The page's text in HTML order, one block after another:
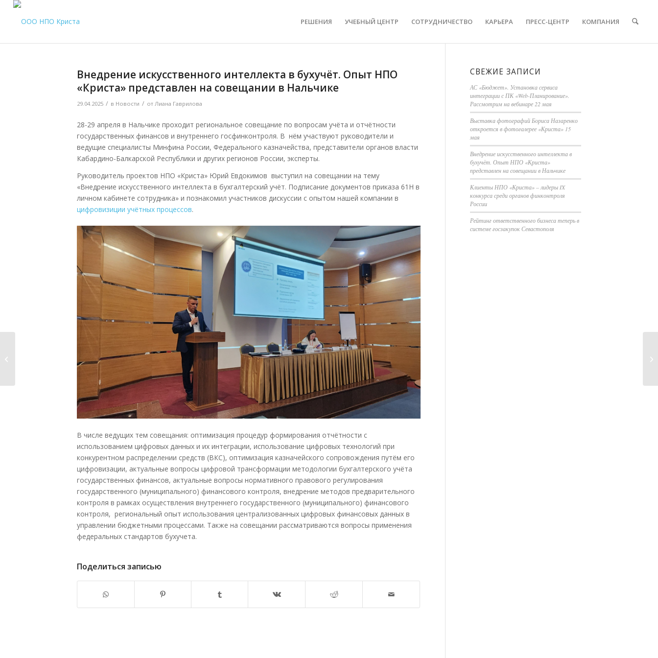
РЕШЕНИЯ УЧЕБНЫЙ ЦЕНТР СОТРУДНИЧЕСТВО КАРЬЕРА ПРЕСС-ЦЕНТР КОМПАНИЯ
Внедрение искусственного интеллекта в бухучёт. Опыт НПО
«Криста» представлен на совещании в Нальчике
29.04.2025 / в Новости / от Лиана Гаврилова
28-29 апреля в Нальчике проходит региональное совещание по вопросам учёта и отчётности
государственных финансов и внутреннего госфинконтроля. В нём участвуют руководители и
ведущие специалисты Минфина России, Федерального казначейства, представители органов власти
Кабардино-Балкарской Республики и других регионов России, эксперты.
Руководитель проектов НПО «Криста» Юрий Евдокимов выступил на совещании на тему
«Внедрение искусственного интеллекта в бухгалтерский учёт. Подписание документов приказа 61H в
личном кабинете сотрудника» и познакомил участников дискуссии с опытом нашей компании в
цифровизиции учётных процессов.
В числе ведущих тем совещания: оптимизация процедур формирования отчётности с
использованием цифровых данных и их интеграции, использование цифровых технологий при
конкурентном распределении средств (ВКС), оптимизация казначейского сопровождения путём его
цифровизации, актуальные вопросы цифровой трансформации методологии бухгалтерского учёта
государственных финансов, актуальные вопросы нормативного правового регулирования
государственного (муниципального) финансового контроля, внедрение методов предварительного
контроля в рамках осуществления внутреннего государственного (муниципального) финансового
контроля, региональный опыт использования централизованных цифровых финансовых данных в
управлении бюджетными процессами. Также на совещании рассматриваются вопросы применения
федеральных стандартов бухучета.
Поделиться записью
СВЕЖИЕ ЗАПИСИ
АС «Бюджет». Установка сервиса
интеграции с ПК «Web-Планирование».
Рассмотрим на вебинаре 22 мая
Выставка фотографий Бориса Назаренко
откроется в фотогалерее «Криста» 15
мая
Внедрение искусственного интеллекта в
бухучёт. Опыт НПО «Криста»
представлен на совещании в Нальчике
Клиенты НПО «Криста» – лидеры IX
конкурса среди органов финконтроля
России
Рейтинг ответственного бизнеса теперь в
системе госзакупок Севастополя